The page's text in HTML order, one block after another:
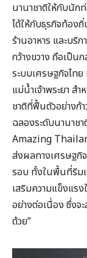
นานาชาติให้กับนัก
ได้ให้กับธุรกิจท้อง
ร้านอาหาร และบริ
กว้างขวาง ถือเป็น
ระบบเศรษฐกิจไท
แม่น้ำเจ้าพระยา ส
ชาติที่ฟื้นตัวอย่างก้
ฉลองระดับนานาชา
Amazing
ส่งผลทางเศรษฐกิ
รอบ ทั้งในพื้นที่ริม
เสริมความแข็งแร
อย่างต่อเนื่อง ซึ่งจ
ด้วย”